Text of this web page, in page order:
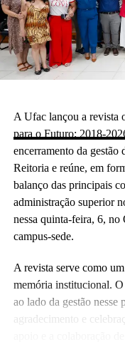
A Ufac lançou a revista
para o Futuro: 2018-
encerramento da
Reitoria e reúne, em
balanço das principais
administração superior
nessa quinta-feira, 6, no
campus-sede.
A revista serve como
memória institucional.
ao lado da gestão
agradecimento e